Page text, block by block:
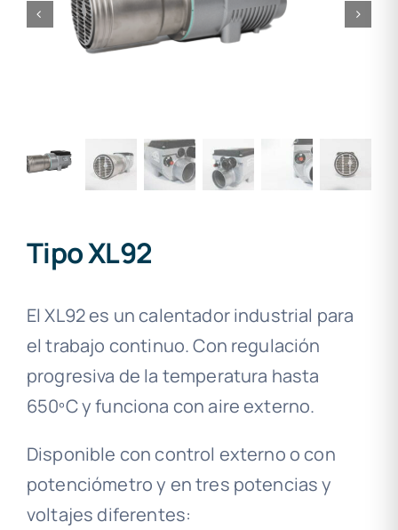
Tipo XL92
El XL92 es un calentador industrial para
el trabajo continuo. Con regulación
progresiva de la temperatura hasta
650ºC y funciona con aire externo.
Disponible con control externo o con
potenciómetro y en tres potencias y
voltajes diferentes: